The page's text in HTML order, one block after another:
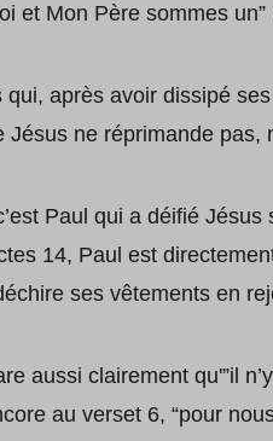
et Mon Père sommes
après avoir dissipé
Jésus ne réprimande pas,
Paul qui a déifié
14, Paul est
ses vêtements en
aussi clairement qu'”il
au verset 6, “pour